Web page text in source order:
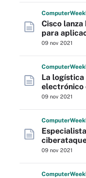
Computer
Cisco
para
09 nov 2021
Computer
La
electrónico
09 nov 2021
Computer
09 nov 2021
Computer